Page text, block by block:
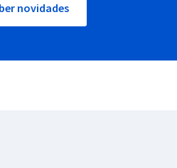
novidades